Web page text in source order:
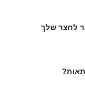
לחצר שלך